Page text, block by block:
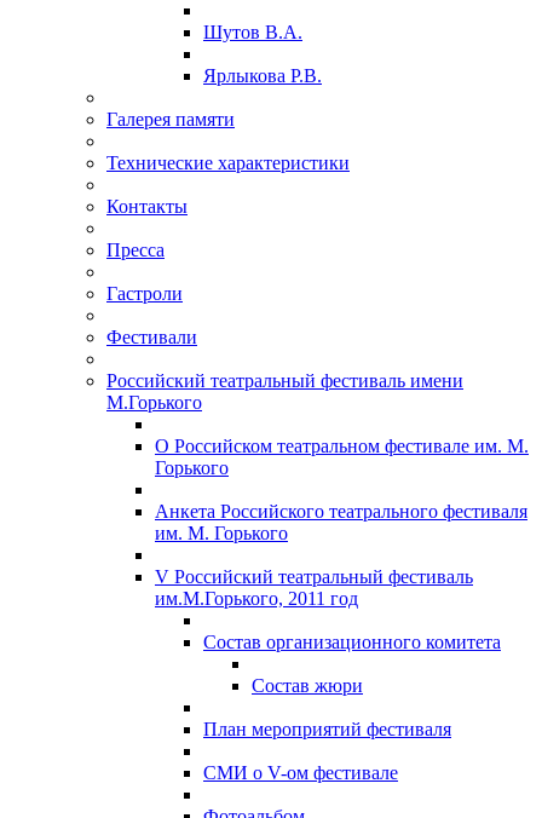
Шутов В.А.
Ярлыкова Р.В.
Галерея памяти
Технические характеристики
Контакты
Пресса
Гастроли
Фестивали
Российский театральный фестиваль имени
М.Горького
О Российском театральном фестивале им. М.
Горького
Анкета Российского театрального фестиваля
им. М. Горького
V Российский театральный фестиваль
им.М.Горького, 2011 год
Состав организационного комитета
Состав жюри
План мероприятий фестиваля
СМИ о V-ом фестивале